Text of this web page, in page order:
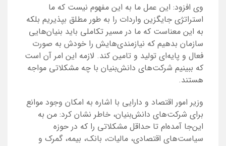
وی افزود: این عمل ما به این مفهوم نیست که ما
استراتژی جایگزین واردات را به طور مطلق بپذیریم بلکه
به این معناست که ما در مسیر تکاملی باید بنیان‌هایی
سازمان بدهیم که نیازمندی‌هایش را خودش به صورت
فعال و پایه‌ای تولید و تامین کند. لازمه این امر آن است
که ببینیم شرکت‌های دانش‌بنیان با چه مشکلاتی مواجه
هستند.
وزیر امور اقتصاد و دارایی با اشاره به امکان وجود موانع
برای شرکت‌های دانش‌بنیان، خاطر نشان کرد: من به
این‌جا آمده‌ام تا حداقل مشکلاتی را که در حوزه
سیاست‌های اقتصادی، مالیات، بانک، بیمه، گمرک و